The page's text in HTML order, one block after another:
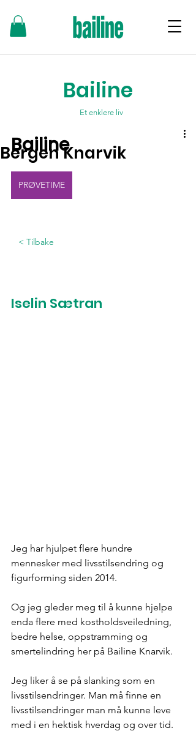
Bailine
Et enklere liv
Bergen Knarvik
PRØVETIME
< Tilbake
Iselin Sætran
Jeg har hjulpet flere hundre
mennesker med livsstilsendring og
figurforming siden 2014.
Og jeg gleder meg til å kunne hjelpe
enda flere med kostholdsveiledning,
bedre helse, oppstramming og
smertelindring her på Bailine Knarvik.
Jeg liker å se på slanking som en
livsstilsendringer. Man må finne en
livsstilsendringer man må kunne leve
med i en hektisk hverdag og over tid.
Bailine